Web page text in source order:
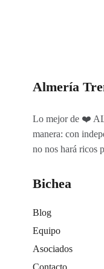
Almería
Lo mejor de ❤️
manera: con
no nos hará ricos
Bichea
Blog
Equipo
Asociados
Contacto